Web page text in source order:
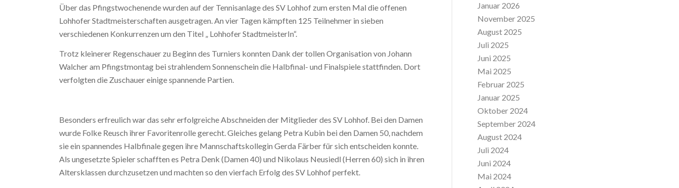
Über das Pfingstwochenende wurden auf der Tennisanlage des SV Lohhof zum ersten Mal die offenen
Lohhofer Stadtmeisterschaften ausgetragen. An vier Tagen kämpften 125 Teilnehmer in sieben
verschiedenen Konkurrenzen um den Titel „ Lohhofer StadtmeisterIn“.
Trotz kleinerer Regenschauer zu Beginn des Turniers konnten Dank der tollen Organisation von Johann
Walcher am Pfingstmontag bei strahlendem Sonnenschein die Halbfinal- und Finalspiele stattfinden. Dort
verfolgten die Zuschauer einige spannende Partien.
Besonders erfreulich war das sehr erfolgreiche Abschneiden der Mitglieder des SV Lohhof. Bei den Damen
wurde Folke Reusch ihrer Favoritenrolle gerecht. Gleiches gelang Petra Kubin bei den Damen 50, nachdem
sie ein spannendes Halbfinale gegen ihre Mannschaftskollegin Gerda Färber für sich entscheiden konnte.
Als ungesetzte Spieler schafften es Petra Denk (Damen 40) und Nikolaus Neusiedl (Herren 60) sich in ihren
Altersklassen durchzusetzen und machten so den vierfach Erfolg des SV Lohhof perfekt.
Januar 2026
November 2025
August 2025
Juli 2025
Juni 2025
Mai 2025
Februar 2025
Januar 2025
Oktober 2024
September 2024
August 2024
Juli 2024
Juni 2024
Mai 2024